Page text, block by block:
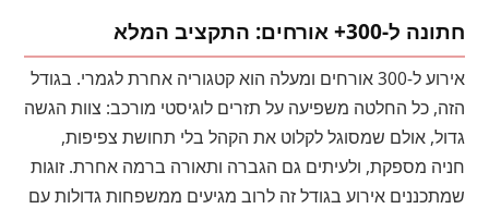
חתונה ל-300+ אורחים: התקציב המלא
אירוע ל-300 אורחים ומעלה הוא קטגוריה אחרת לגמרי. בגודל
הזה, כל החלטה משפיעה על תזרים לוגיסטי מורכב: צוות הגשה
גדול, אולם שמסוגל לקלוט את הקהל בלי תחושת צפיפות,
חניה מספקת, ולעיתים גם הגברה ותאורה ברמה אחרת. זוגות
שמתכננים אירוע בגודל זה לרוב מגיעים ממשפחות גדולות עם